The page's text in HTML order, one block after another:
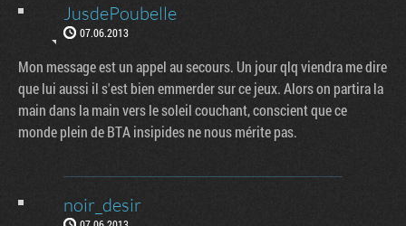
JusdePoubelle
07.06.2013
Mon message est un appel au secours. Un jour qlq viendra me dire
que lui aussi il s'est bien emmerder sur ce jeux. Alors on partira la
main dans la main vers le soleil couchant, conscient que ce
monde plein de BTA insipides ne nous mérite pas.
noir_desir